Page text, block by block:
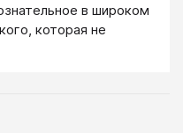
в широком
которая не